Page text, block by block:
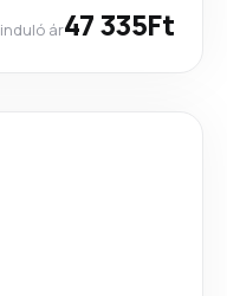
induló ár47 335Ft